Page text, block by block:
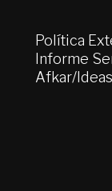
Política
Informe
Afkar/Ideas